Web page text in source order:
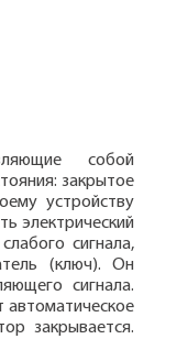
собой
закрытое
устройству
электрический
сигнала,
(ключ). Он
сигнала.
автоматическое
закрывается.